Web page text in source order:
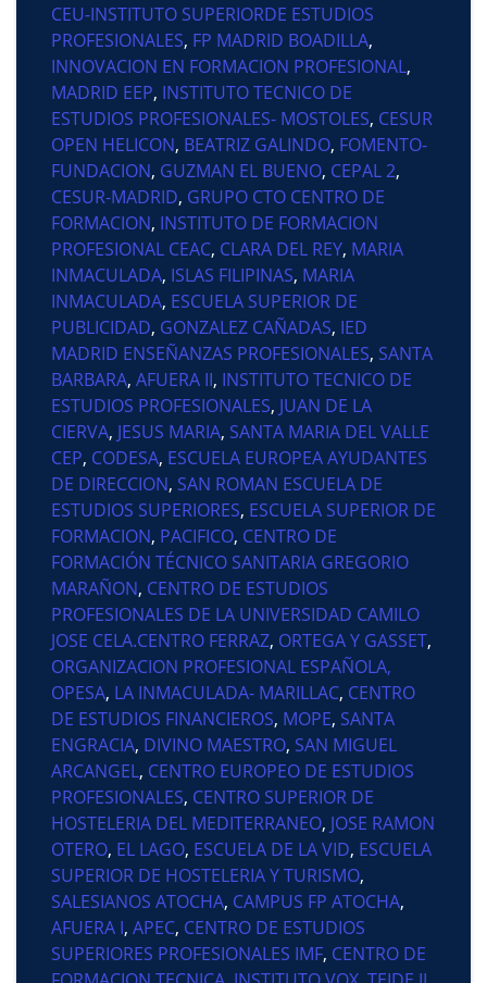
CEU-INSTITUTO SUPERIORDE ESTUDIOS
PROFESIONALES, FP MADRID BOADILLA,
INNOVACION EN FORMACION PROFESIONAL,
MADRID EEP, INSTITUTO TECNICO DE
ESTUDIOS PROFESIONALES- MOSTOLES, CESUR
OPEN HELICON, BEATRIZ GALINDO, FOMENTO-
FUNDACION, GUZMAN EL BUENO, CEPAL 2,
CESUR-MADRID, GRUPO CTO CENTRO DE
FORMACION, INSTITUTO DE FORMACION
PROFESIONAL CEAC, CLARA DEL REY, MARIA
INMACULADA, ISLAS FILIPINAS, MARIA
INMACULADA, ESCUELA SUPERIOR DE
PUBLICIDAD, GONZALEZ CAÑADAS, IED
MADRID ENSEÑANZAS PROFESIONALES, SANTA
BARBARA, AFUERA II, INSTITUTO TECNICO DE
ESTUDIOS PROFESIONALES, JUAN DE LA
CIERVA, JESUS MARIA, SANTA MARIA DEL VALLE
CEP, CODESA, ESCUELA EUROPEA AYUDANTES
DE DIRECCION, SAN ROMAN ESCUELA DE
ESTUDIOS SUPERIORES, ESCUELA SUPERIOR DE
FORMACION, PACIFICO, CENTRO DE
FORMACIÓN TÉCNICO SANITARIA GREGORIO
MARAÑON, CENTRO DE ESTUDIOS
PROFESIONALES DE LA UNIVERSIDAD CAMILO
JOSE CELA.CENTRO FERRAZ, ORTEGA Y GASSET,
ORGANIZACION PROFESIONAL ESPAÑOLA,
OPESA, LA INMACULADA- MARILLAC, CENTRO
DE ESTUDIOS FINANCIEROS, MOPE, SANTA
ENGRACIA, DIVINO MAESTRO, SAN MIGUEL
ARCANGEL, CENTRO EUROPEO DE ESTUDIOS
PROFESIONALES, CENTRO SUPERIOR DE
HOSTELERIA DEL MEDITERRANEO, JOSE RAMON
OTERO, EL LAGO, ESCUELA DE LA VID, ESCUELA
SUPERIOR DE HOSTELERIA Y TURISMO,
SALESIANOS ATOCHA, CAMPUS FP ATOCHA,
AFUERA I, APEC, CENTRO DE ESTUDIOS
SUPERIORES PROFESIONALES IMF, CENTRO DE